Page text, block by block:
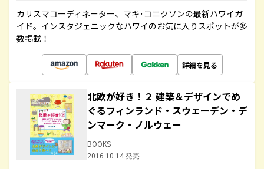
カリスマコーディネーター、マキ･コニクソンの最新ハワイガ
イド。インスタジェニックなハワイのお気に入りスポットが多
数掲載！
詳細を見る
北欧が好き！２ 建築＆デザインでめ
ぐるフィンランド・スウェーデン・デ
ンマーク・ノルウェー
BOOKS
2016.10.14 発売